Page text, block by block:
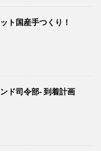
ト国産手つくり！
ド司令部- 到着計画